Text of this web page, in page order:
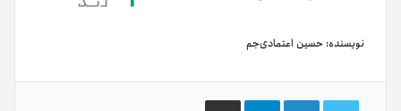
نویسنده: حسین اعتمادی‌جم